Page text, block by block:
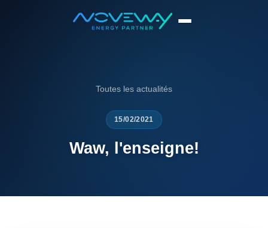
Toutes les actualités
15/02/2021
Waw, l'enseigne!